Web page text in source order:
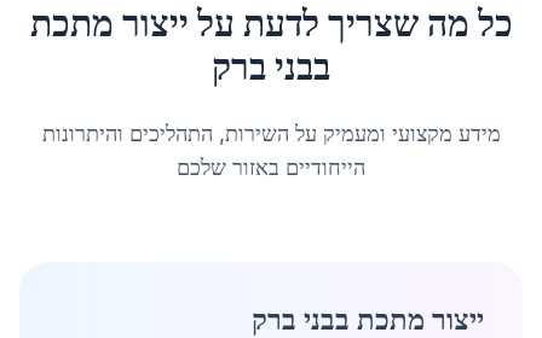
כל מה שצריך לדעת עלייצור מתכת
בבני ברק
מידע מקצועי ומעמיק על השירות, התהליכים והיתרונות
הייחודיים באזור שלכם
ייצור מתכת בבני ברק